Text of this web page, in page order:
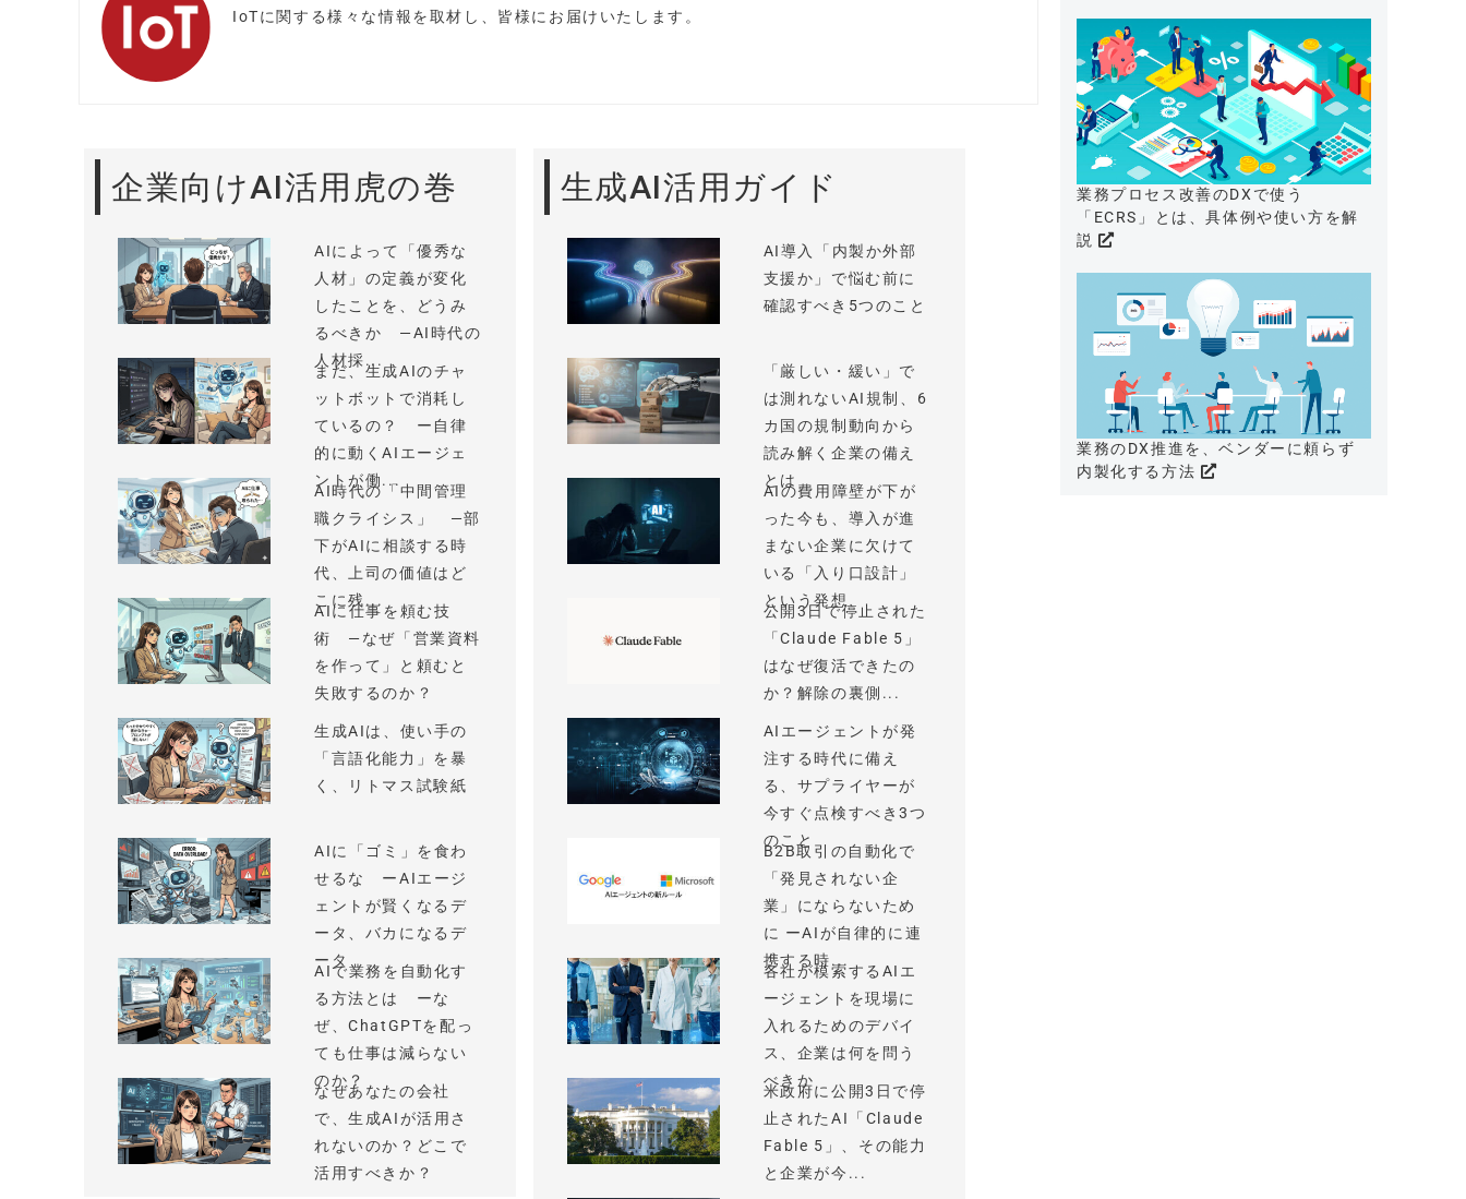
IoTに関する様々な情報を取材し、皆様にお届けいたします。
企業向けAI活用虎の巻
AIによって「優秀な
人材」の定義が変化
したことを、どうみ
るべきか —AI時代の
人材採...
まだ、生成AIのチャ
ットボットで消耗し
ているの？ ー自律
的に動くAIエージェ
ントが働...
AI時代の「中間管理
職クライシス」 —部
下がAIに相談する時
代、上司の価値はど
こに残...
AIに仕事を頼む技
術 —なぜ「営業資料
を作って」と頼むと
失敗するのか？
生成AIは、使い手の
「言語化能力」を暴
く、リトマス試験紙
AIに「ゴミ」を食わ
せるな ーAIエージ
ェントが賢くなるデ
ータ、バカになるデ
ータ
AIで業務を自動化す
る方法とは ーな
ぜ、ChatGPTを配っ
ても仕事は減らない
のか？
なぜあなたの会社
で、生成AIが活用さ
れないのか？どこで
活用すべきか？
生成AI活用ガイド
AI導入「内製か外部
支援か」で悩む前に
確認すべき5つのこと
「厳しい・緩い」で
は測れないAI規制、6
カ国の規制動向から
読み解く企業の備え
とは
AIの費用障壁が下が
った今も、導入が進
まない企業に欠けて
いる「入り口設計」
という発想
公開3日で停止された
「Claude Fable 5」
はなぜ復活できたの
か？解除の裏側...
AIエージェントが発
注する時代に備え
る、サプライヤーが
今すぐ点検すべき3つ
のこと
B2B取引の自動化で
「発見されない企
業」にならないため
に ーAIが自律的に連
携する時...
各社が模索するAIエ
ージェントを現場に
入れるためのデバイ
ス、企業は何を問う
べきか
米政府に公開3日で停
止されたAI「Claude
Fable 5」、その能力
と企業が今...
業務プロセス改善のDXで使う
「ECRS」とは、具体例や使い方を解
説
業務のDX推進を、ベンダーに頼らず
内製化する方法